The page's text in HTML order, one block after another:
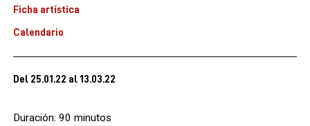
Ficha artística
Calendario
Del 25.01.22 al 13.03.22
Duración: 90 minutos